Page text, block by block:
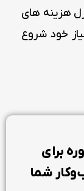
هزینه های
خود شروع
برای
شما